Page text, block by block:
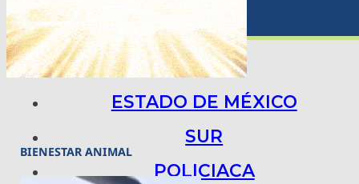
RASTROS Y ROSTROS
VÍNCULOS ANIMALES
ESTADO DE MÉXICO
SUR
POLICIACA
BIENESTAR ANIMAL